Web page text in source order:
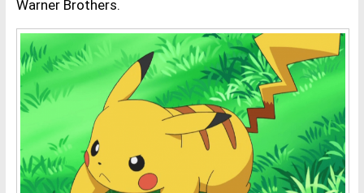
Warner Brothers.